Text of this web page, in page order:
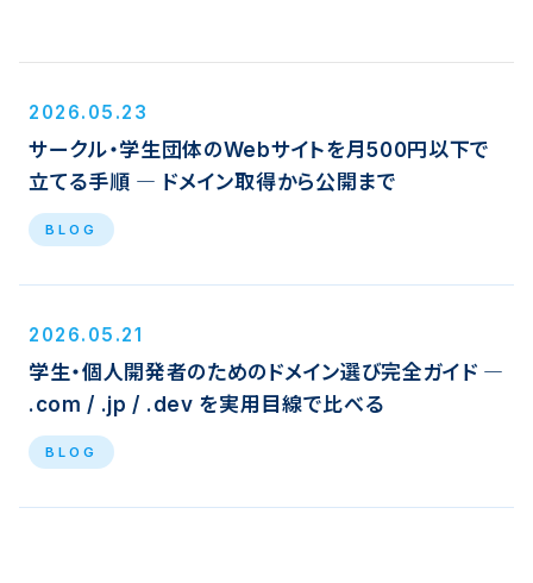
2026.05.23
サークル・学生団体のWebサイトを月500円以下で
立てる手順 ― ドメイン取得から公開まで
BLOG
2026.05.21
学生・個人開発者のためのドメイン選び完全ガイド ―
.com / .jp / .dev を実用目線で比べる
BLOG